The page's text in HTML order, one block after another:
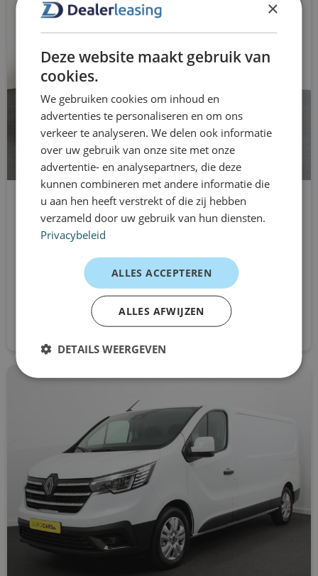
• Financial lease mogelijk vanaf 12 maanden
• Persoonlijke en snelle service
Klaar om een Citroën Jumpy L2H1 te
leasen?
Flexibel leasen. Snel geregeld. Efficiënt onderweg.
connected services
DAB ontvanger
dimlichten automatisch
elektrische ramen voor
Elektrisch inklapbare spiegels
Elektronisch Stabiliteits Programma
hill hold functie
Mistlampen vóór
multimedia-voorbereiding
passagiersairbag
spraakbediening
stuur verstelbaar
stuurwiel multifunctioneel
WiFi voorbereiding
Ford Transit Custom
L2H1 Dubbele Cabine
/mnd excl. btw
Direct aanvragen
×
Deze website maakt gebruik van
cookies.
We gebruiken cookies om inhoud en
advertenties te personaliseren en om ons
verkeer te analyseren. We delen ook informatie
over uw gebruik van onze site met onze
advertentie- en analysepartners, die deze
kunnen combineren met andere informatie die
u aan hen heeft verstrekt of die zij hebben
verzameld door uw gebruik van hun diensten.
Privacybeleid
ALLES ACCEPTEREN
ALLES AFWIJZEN
DETAILS WEERGEVEN